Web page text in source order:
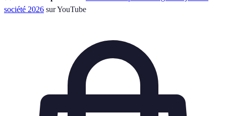
société 2026 sur YouTube